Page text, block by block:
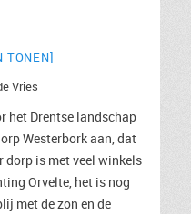
TONEN]
Vries
het Drentse landschap
Westerbork aan, dat
dorp is met veel winkels
Orvelte, het is nog
met de zon en de